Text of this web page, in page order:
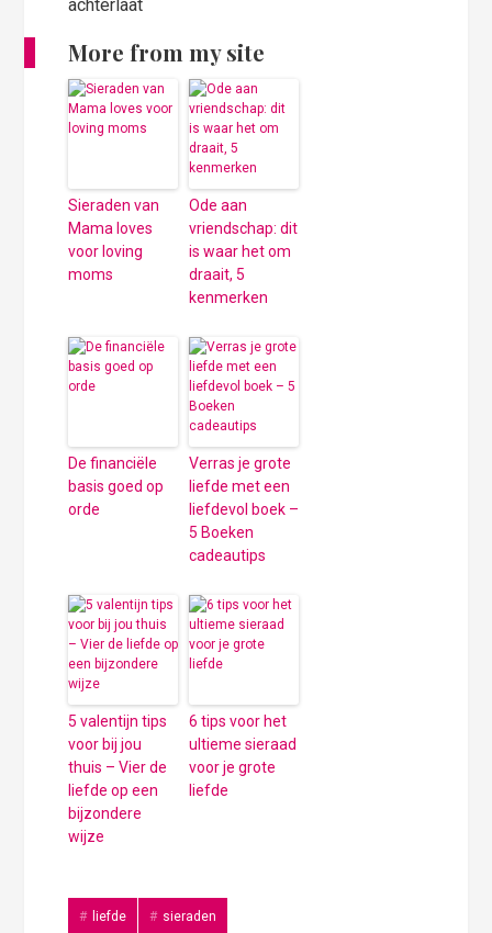
achterlaat
More from my site
Sieraden van
Mama loves
voor loving
moms
Ode aan
vriendschap: dit
is waar het om
draait, 5
kenmerken
De financiële
basis goed op
orde
Verras je grote
liefde met een
liefdevol boek –
5 Boeken
cadeautips
5 valentijn tips
voor bij jou
thuis – Vier de
liefde op een
bijzondere
wijze
6 tips voor het
ultieme sieraad
voor je grote
liefde
liefde sieraden